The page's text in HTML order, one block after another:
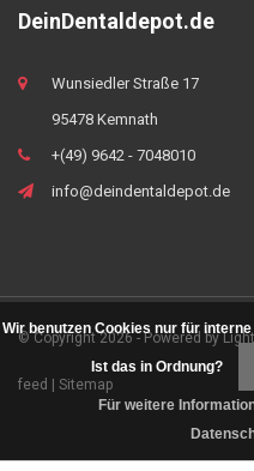
DeinDentaldepot.de
Wunsiedler Straße 17
95478 Kemnath
+(49) 9642 - 7048010
info@deindentaldepot.de
© Copyright 2026 - Powered by
feed Sitemap
Wir benutzen Cookies nur für
Ist das in Ordnung?
Für weitere